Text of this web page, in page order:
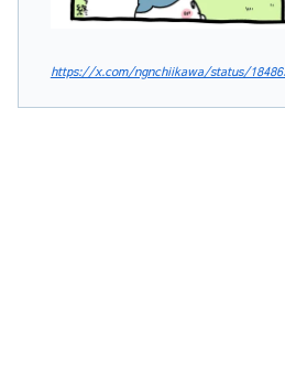
https://x.com/ngnchiikawa/status/